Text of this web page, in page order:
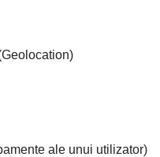
ale unui utilizator)